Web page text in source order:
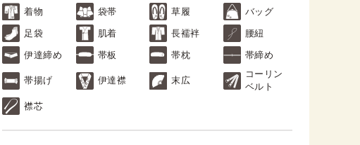
着物 袋帯 草履 バッグ
足袋 肌着 長襦袢 腰紐
伊達締め 帯板 帯枕 帯締め
帯揚げ 伊達襟 末広
コーリン
ベルト
襟芯